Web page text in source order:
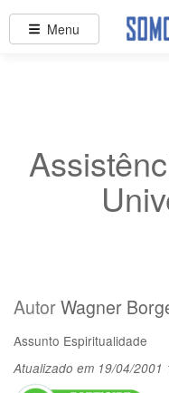
AutorWagner
Assunto Espiritualidade
Atualizado em 19/04/2001
Menu